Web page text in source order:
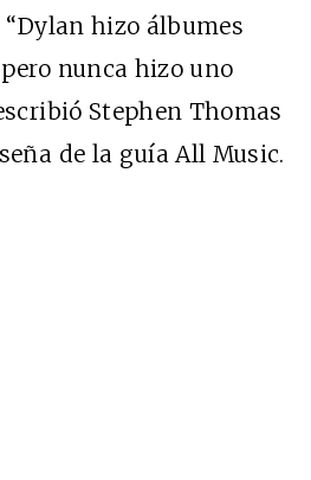
hizo álbumes
nunca hizo uno
Stephen Thomas
de la guía All Music.